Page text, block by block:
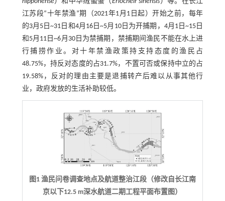
江苏段“十年禁渔”期（2021年1月1日起）开始之前，每年
的3月5日~31日和4月16日~5月10日为开捕期，4月1日~15日
和5月11日~6月30日为禁捕期，禁捕期间渔民不能在水上进
行捕捞作业。对十年禁渔政策持支持态度的渔民占
48.75%，持反对态度的占31.7%，不置可否或保持中立的占
19.58%，反对的理由主要是退捕转产后难以从事其他行
业，政府发放的生活补助较低。
图1 渔民问卷调查地点及航道整治江段（修改自长江南
京以下12.5 m深水航道二期工程平面布置图）